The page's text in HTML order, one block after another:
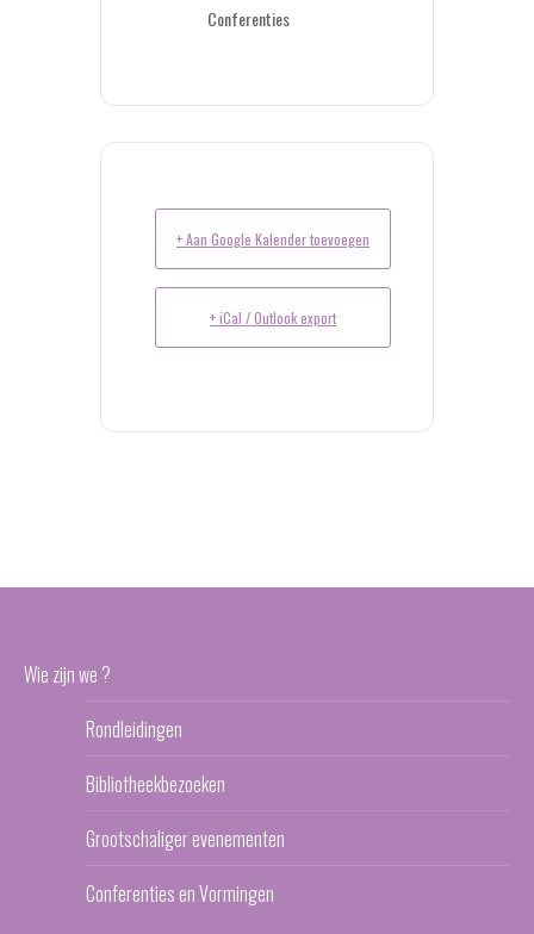
Conferenties
+ Aan Google Kalender toevoegen
+ iCal / Outlook export
Wie zijn we ?
Rondleidingen
Bibliotheekbezoeken
Grootschaliger evenementen
Conferenties en Vormingen